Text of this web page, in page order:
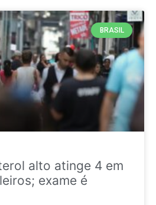
BRASIL
alto atinge 4 em
exame é